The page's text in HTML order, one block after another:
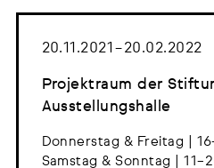
20.11.2021 – 20.02.2022
Projektraum der
Ausstellungshalle
Donnerstag & Freitag |
Samstag & Sonntag |